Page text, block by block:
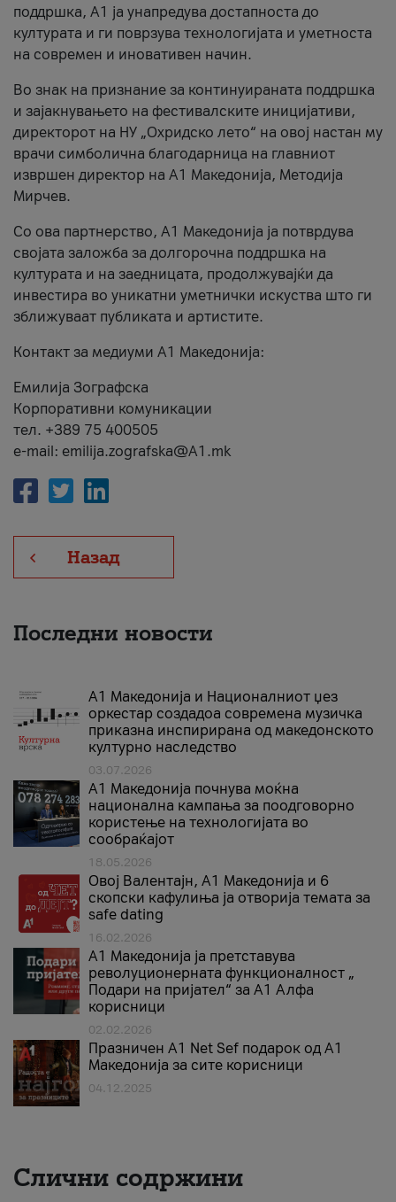
поддршка, A1 ја унапредува достапноста до
културата и ги поврзува технологијата и уметноста
на современ и иновативен начин.
Во знак на признание за континуираната поддршка
и зајакнувањето на фестивалските иницијативи,
директорот на НУ „Охридско лето“ на овој настан му
врачи симболична благодарница на главниот
извршен директор на A1 Македонија, Методија
Мирчев.
Со ова партнерство, A1 Македонија ја потврдува
својата заложба за долгорочна поддршка на
културата и на заедницата, продолжувајќи да
инвестира во уникатни уметнички искуства што ги
зближуваат публиката и артистите.
Контакт за медиуми А1 Македонија:
Емилија Зографска
Корпоративни комуникации
тел. +389 75 400505
e-mail: emilija.zografska@A1.mk
Назад
Последни новости
А1 Македонија и Националниот џез
оркестар создадоа современа музичка
приказна инспирирана од македонското
културно наследство
03.07.2026
A1 Македонија почнува моќна
национална кампања за поодговорно
користење на технологијата во
сообраќајот
18.05.2026
Овој Валентајн, A1 Македонија и 6
скопски кафулиња ја отворија темата за
safe dating
16.02.2026
А1 Македонија ја претставува
револуционерната функционалност „
Подари на пријател“ за А1 Алфа
корисници
02.02.2026
Празничен A1 Net Sеf подарок од А1
Македонија за сите корисници
04.12.2025
Слични содржини